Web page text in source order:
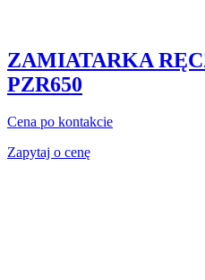
ZAMIATARKA
PZR650
Cena po kontakcie
Zapytaj o cenę